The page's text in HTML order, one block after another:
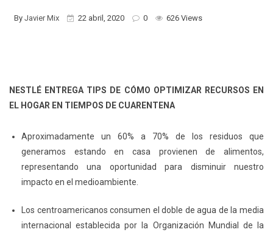
By Javier Mix 22 abril, 2020 0 626 Views
NESTLÉ ENTREGA TIPS DE CÓMO OPTIMIZAR RECURSOS EN
EL HOGAR EN TIEMPOS DE CUARENTENA
Aproximadamente un 60% a 70% de los residuos que
generamos estando en casa provienen de alimentos,
representando una oportunidad para disminuir nuestro
impacto en el medioambiente.
Los centroamericanos consumen el doble de agua de la media
internacional establecida por la Organización Mundial de la